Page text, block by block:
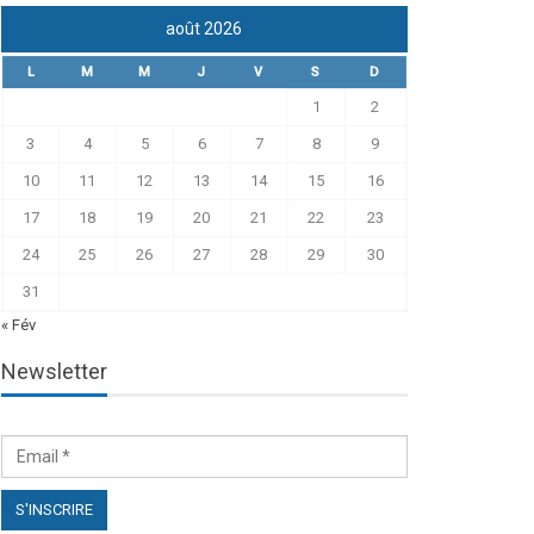
août 2026
L M M J V S D
1 2
3 4 5 6 7 8 9
10 11 12 13 14 15 16
17 18 19 20 21 22 23
24 25 26 27 28 29 30
31
« Fév
Newsletter